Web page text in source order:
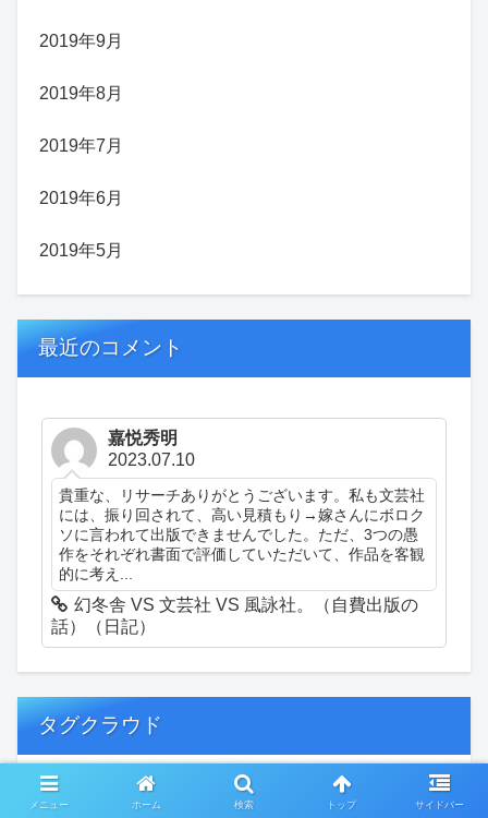
2019年9月
2019年8月
2019年7月
2019年6月
2019年5月
最近のコメント
嘉悦秀明
2023.07.10
貴重な、リサーチありがとうございます。私も文芸社
には、振り回されて、高い見積もり→嫁さんにボロク
ソに言われて出版できませんでした。ただ、3つの愚
作をそれぞれ書面で評価していただいて、作品を客観
的に考え...
幻冬舎 VS 文芸社 VS 風詠社。（自費出版の
話）（日記）
タグクラウド
創作 精神病患者の日常
メニュー ホーム 検索 トップ サイドバー